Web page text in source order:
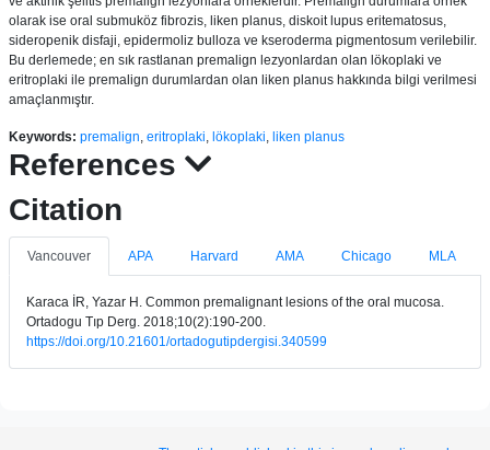
olarak ise oral submuköz fibrozis, liken planus, diskoit lupus eritematosus,
sideropenik disfaji, epidermoliz bulloza ve kseroderma pigmentosum verilebilir.
Bu derlemede; en sık rastlanan premalign lezyonlardan olan lökoplaki ve
eritroplaki ile premalign durumlardan olan liken planus hakkında bilgi verilmesi
amaçlanmıştır.
Keywords: premalign, eritroplaki, lökoplaki, liken planus
References
Citation
Vancouver APA Harvard AMA Chicago MLA
Karaca İR, Yazar H. Common premalignant lesions of the oral mucosa.
Ortadogu Tıp Derg. 2018;10(2):190-200.
https://doi.org/10.21601/ortadogutipdergisi.340599